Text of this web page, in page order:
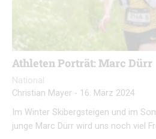
Athleten Porträt: Marc Dürr
National
Christian Mayer - 16. März 2024
Im Winter Skibergsteigen und im
junge Marc Dürr wird uns noch viel